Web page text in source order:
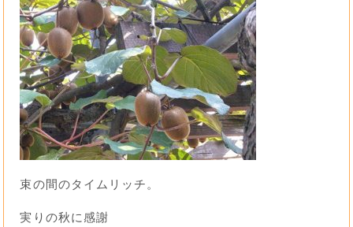
束の間のタイムリッチ。
実りの秋に感謝